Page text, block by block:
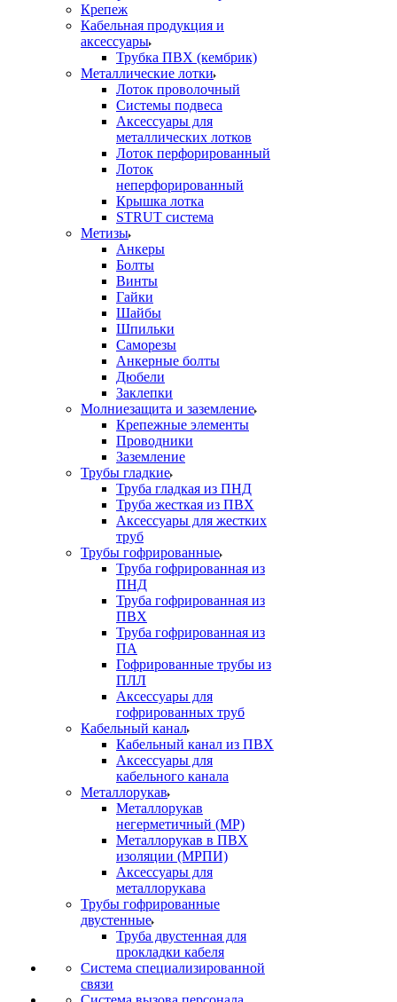
Крепеж
Кабельная продукция и
аксессуары
Трубка ПВХ (кембрик)
Металлические лотки
Лоток проволочный
Системы подвеса
Аксессуары для
металлических лотков
Лоток перфорированный
Лоток
неперфорированный
Крышка лотка
STRUT система
Метизы
Анкеры
Болты
Винты
Гайки
Шайбы
Шпильки
Саморезы
Анкерные болты
Дюбели
Заклепки
Молниезащита и заземление
Крепежные элементы
Проводники
Заземление
Трубы гладкие
Труба гладкая из ПНД
Труба жесткая из ПВХ
Аксессуары для жестких
труб
Трубы гофрированные
Труба гофрированная из
ПНД
Труба гофрированная из
ПВХ
Труба гофрированная из
ПА
Гофрированные трубы из
ПЛЛ
Аксессуары для
гофрированных труб
Кабельный канал
Кабельный канал из ПВХ
Аксессуары для
кабельного канала
Металлорукав
Металлорукав
негерметичный (МР)
Металлорукав в ПВХ
изоляции (МРПИ)
Аксессуары для
металлорукава
Трубы гофрированные
двустенные
Труба двустенная для
прокладки кабеля
Система специализированной
связи